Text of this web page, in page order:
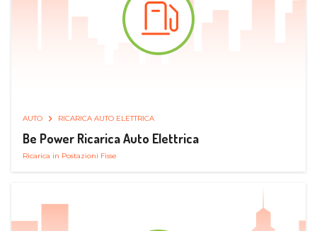
AUTO RICARICA AUTO ELETTRICA
Be Power Ricarica Auto Elettrica
Ricarica in Postazioni Fisse